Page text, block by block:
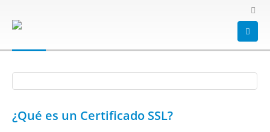
https
¿Qué es un Certificado SSL?